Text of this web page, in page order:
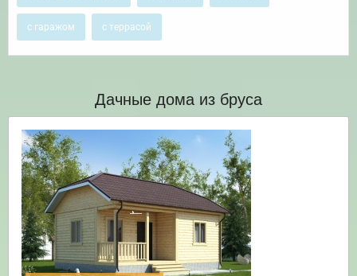
с гаражом с террасой
Дачные дома из бруса